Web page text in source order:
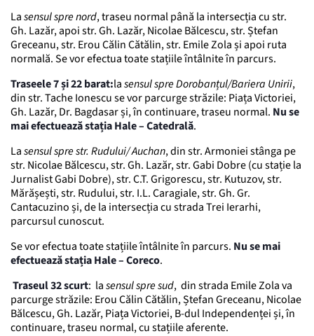
Lasensul spre nord, traseu normal până la intersecția cu str.
Gh. Lazăr, apoi str. Gh. Lazăr, Nicolae Bălcescu, str. Ștefan
Greceanu, str. Erou Călin Cătălin, str. Emile Zola și apoi ruta
normală. Se vor efectua toate stațiile întâlnite în parcurs.
Traseele 7 și 22 barat:lasensul spre Dorobanțul/Bariera Unirii,
din str. Tache Ionescu se vor parcurge străzile: Piața Victoriei,
Gh. Lazăr, Dr. Bagdasar și, în continuare, traseu normal. Nu se
mai efectuează stația Hale – Catedrală.
Lasensul spre str. Rudului/ Auchan, din str. Armoniei stânga pe
str. Nicolae Bălcescu, str. Gh. Lazăr, str. Gabi Dobre (cu stație la
Jurnalist Gabi Dobre), str. C.T. Grigorescu, str. Kutuzov, str.
Mărășești, str. Rudului, str. I.L. Caragiale, str. Gh. Gr.
Cantacuzino și, de la intersecția cu strada Trei Ierarhi,
parcursul cunoscut.
Se vor efectua toate stațiile întâlnite în parcurs. Nu se mai
efectuează stația Hale – Coreco.
Traseul 32 scurt: lasensul spre sud, din strada Emile Zola va
parcurge străzile: Erou Călin Cătălin, Ștefan Greceanu, Nicolae
Bălcescu, Gh. Lazăr, Piața Victoriei, B-dul Independenței și, în
continuare, traseu normal, cu stațiile aferente.